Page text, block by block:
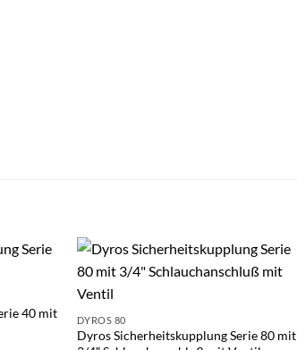
40 mit
DYROS 80
Dyros Sicherheitskupplung Serie 80 mit